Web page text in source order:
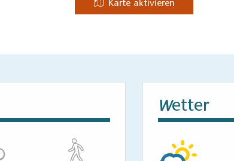
einen Schwimmsteg. Der Rand des Steges ist
Karte aktivieren
Wetter